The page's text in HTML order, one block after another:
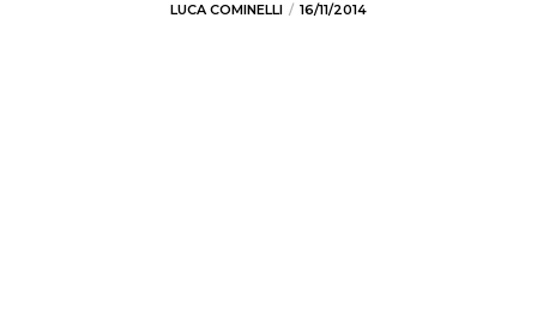
LUCA COMINELLI 16/11/2014